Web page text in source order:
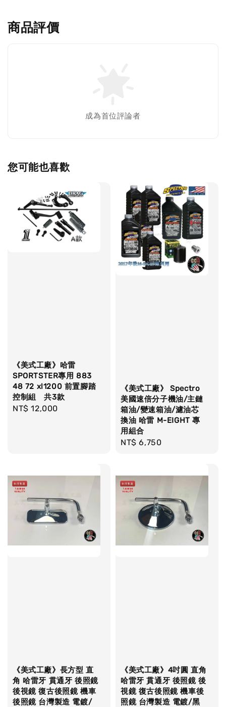
商品評價
成為首位評論者
您可能也喜歡
《美式工廠》哈雷
SPORTSTER專用 883
48 72 xl1200 前置腳踏
控制組 共3款
Regular
NT$ 12,000
《美式工廠》 Spectro
美國速倍分子機油/主鏈
箱油/變速箱油/濾油芯
換油 哈雷 M-EIGHT 專
用組合
Regular
NT$ 6,750
《美式工廠》長方型 直
角 哈雷牙 貫通牙 後照鏡
後視鏡 復古後照鏡 機車
後照鏡 台灣製造 電鍍/
《美式工廠》4吋圓 直角
哈雷牙 貫通牙 後照鏡 後
視鏡 復古後照鏡 機車後
照鏡 台灣製造 電鍍/黑